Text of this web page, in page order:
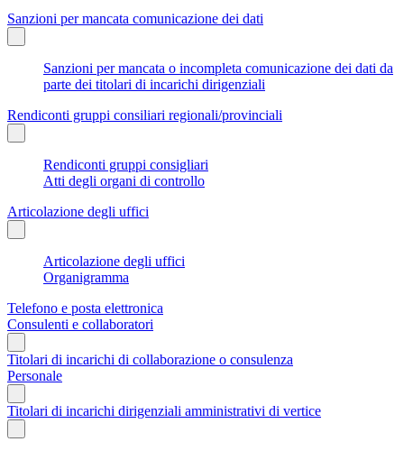
Sanzioni per mancata comunicazione dei dati
Sanzioni per mancata o incompleta comunicazione dei dati da
parte dei titolari di incarichi dirigenziali
Rendiconti gruppi consiliari regionali/provinciali
Rendiconti gruppi consigliari
Atti degli organi di controllo
Articolazione degli uffici
Articolazione degli uffici
Organigramma
Telefono e posta elettronica
Consulenti e collaboratori
Titolari di incarichi di collaborazione o consulenza
Personale
Titolari di incarichi dirigenziali amministrativi di vertice